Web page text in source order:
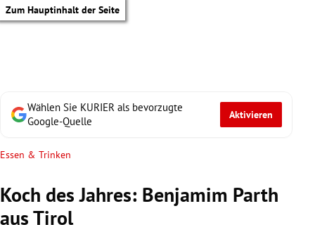
Zum Hauptinhalt der Seite
Wählen Sie KURIER als bevorzugte
Google-Quelle
Aktivieren
Essen & Trinken
Koch des Jahres: Benjamim Parth
aus Tirol